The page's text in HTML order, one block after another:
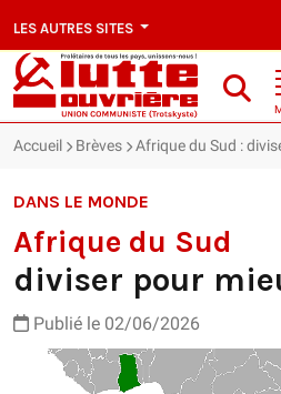
LES AUTRES SITES
Accueil Brèves Afrique du Sud :
DANS LE MONDE
Afrique du Sud
diviser pour
Publié le 02/06/2026